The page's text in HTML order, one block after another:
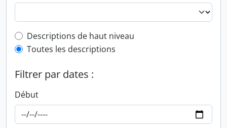
Top-level description filter
Descriptions de haut niveau
Toutes les descriptions
Filtrer par dates :
Début